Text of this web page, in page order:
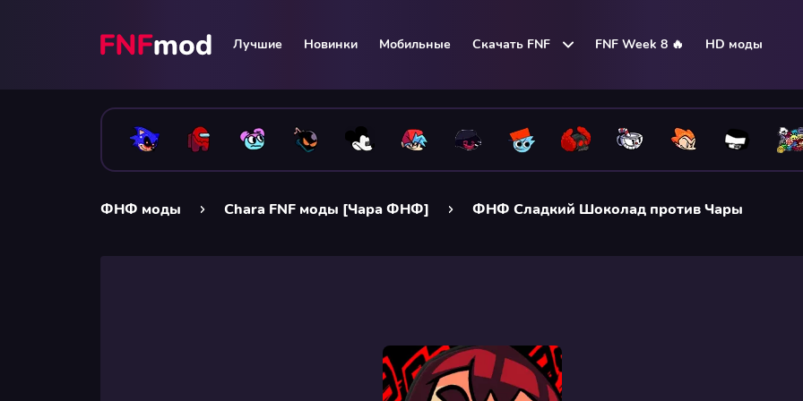
Лучшие Новинки Мобильные Скачать FNF FNF Week 8 🔥 HD моды
ФНФ моды Chara FNF моды [Чара ФНФ] ФНФ Сладкий Шоколад против Чары